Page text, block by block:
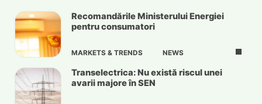
Recomandările Ministerului Energiei
pentru consumatori
MARKETS & TRENDS NEWS
Transelectrica: Nu există riscul unei
avarii majore în SEN